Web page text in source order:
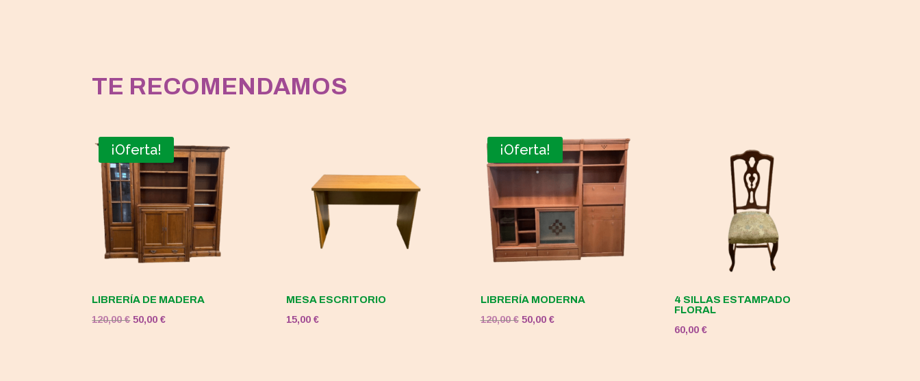
TE RECOMENDAMOS
¡Oferta!
LIBRERÍA DE MADERA
120,00€ El
50,00€El
MESA ESCRITORIO
15,00 €
¡Oferta!
LIBRERÍA MODERNA
120,00€ El
50,00 €El
4 SILLAS ESTAMPADO
FLORAL
60,00€